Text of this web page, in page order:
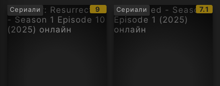
Сериали
IMDb
рейтинг:
9 Сериали
IMDb
7.1